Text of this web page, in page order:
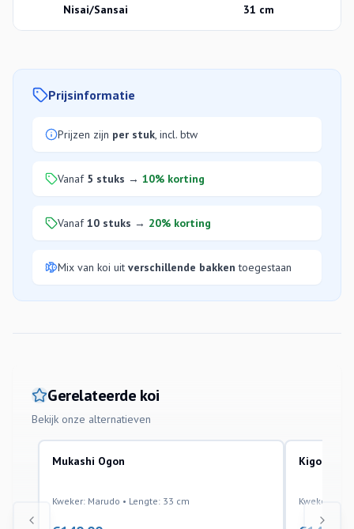
Nisai/Sansai 31 cm
Prijsinformatie
Prijzen zijn per stuk, incl. btw
Vanaf 5 stuks → 10% korting
Vanaf10 stuks → 20% korting
Mix van koi uit verschillende bakken toegestaan
Gerelateerde koi
Bekijk onze alternatieven
Mukashi Ogon
Kweker: Marudo • Lengte: 33 cm
Kigoi
Kweker: